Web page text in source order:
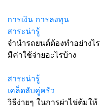
การเงิน การลงทุน
สาระน่ารู้
จำนำรถยนต์ต้องทำอย่างไร
มีค่าใช้จ่ายอะไรบ้าง
สาระน่ารู้
เคล็ดลับคู่ครัว
วิธีง่ายๆ ในการผ่าไข่ต้มให้